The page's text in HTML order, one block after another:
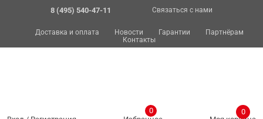
8 (495) 540-47-11 Связаться с нами
Доставка и оплата Новости Гарантии
Партнёрам
Контакты
0
0